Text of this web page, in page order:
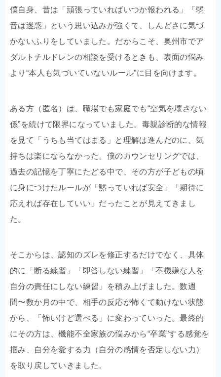
僕自身、昔は「頑張っていればいつか報われる」「弱
音は迷惑」という思い込みが強くて、しんどさに気づ
かないふりをしていました。だからこそ、奥州市でア
ダルトチルドレンの相談を受けるときも、表面の悩み
より“本人も気づいていないルール”に目を向けます。
ある方（匿名）は、職場でも家庭でも“空気を壊さない
係”を続けて限界になっていました。毒親診断的な情報
を見て「うちも当てはまる」と理解は進んだのに、気
持ちは楽にならなかった。僕のカウンセリングでは、
過去の記憶を丁寧にたどる中で、その方が子どもの頃
に身につけたルールが「黙っていれば安全」「期待に
応えれば存在していい」だったことが見えてきまし
た。
そこからは、認知のズレを修正するだけでなく、具体
的に「断る練習」「即答しない練習」「不機嫌な人を
自分の責任にしない練習」を積み上げました。数週
間〜数か月の中で、相手の反応が怖くて動けない状態
から、「怖いけど選べる」に変わっていった。最終的
にその方は、機能不全家族の悩みから“卒業”する感覚を
掴み、自分を愛する力（自分の感情を否定しない力）
を取り戻していきました。